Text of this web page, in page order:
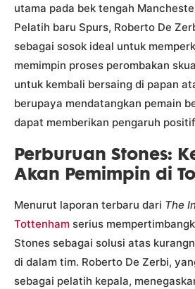
utama pada bek tengah
Pelatih baru Spurs, Roberto De
sebagai sosok ideal untuk
memimpin proses perombakan
untuk kembali bersaing di papan
berupaya mendatangkan pemain
dapat memberikan pengaruh
Perburuan Stones:
Akan Pemimpin di
Menurut laporan terbaru dari The
Tottenham serius
Stones sebagai solusi atas
di dalam tim. Roberto De Zerbi,
sebagai pelatih kepala,